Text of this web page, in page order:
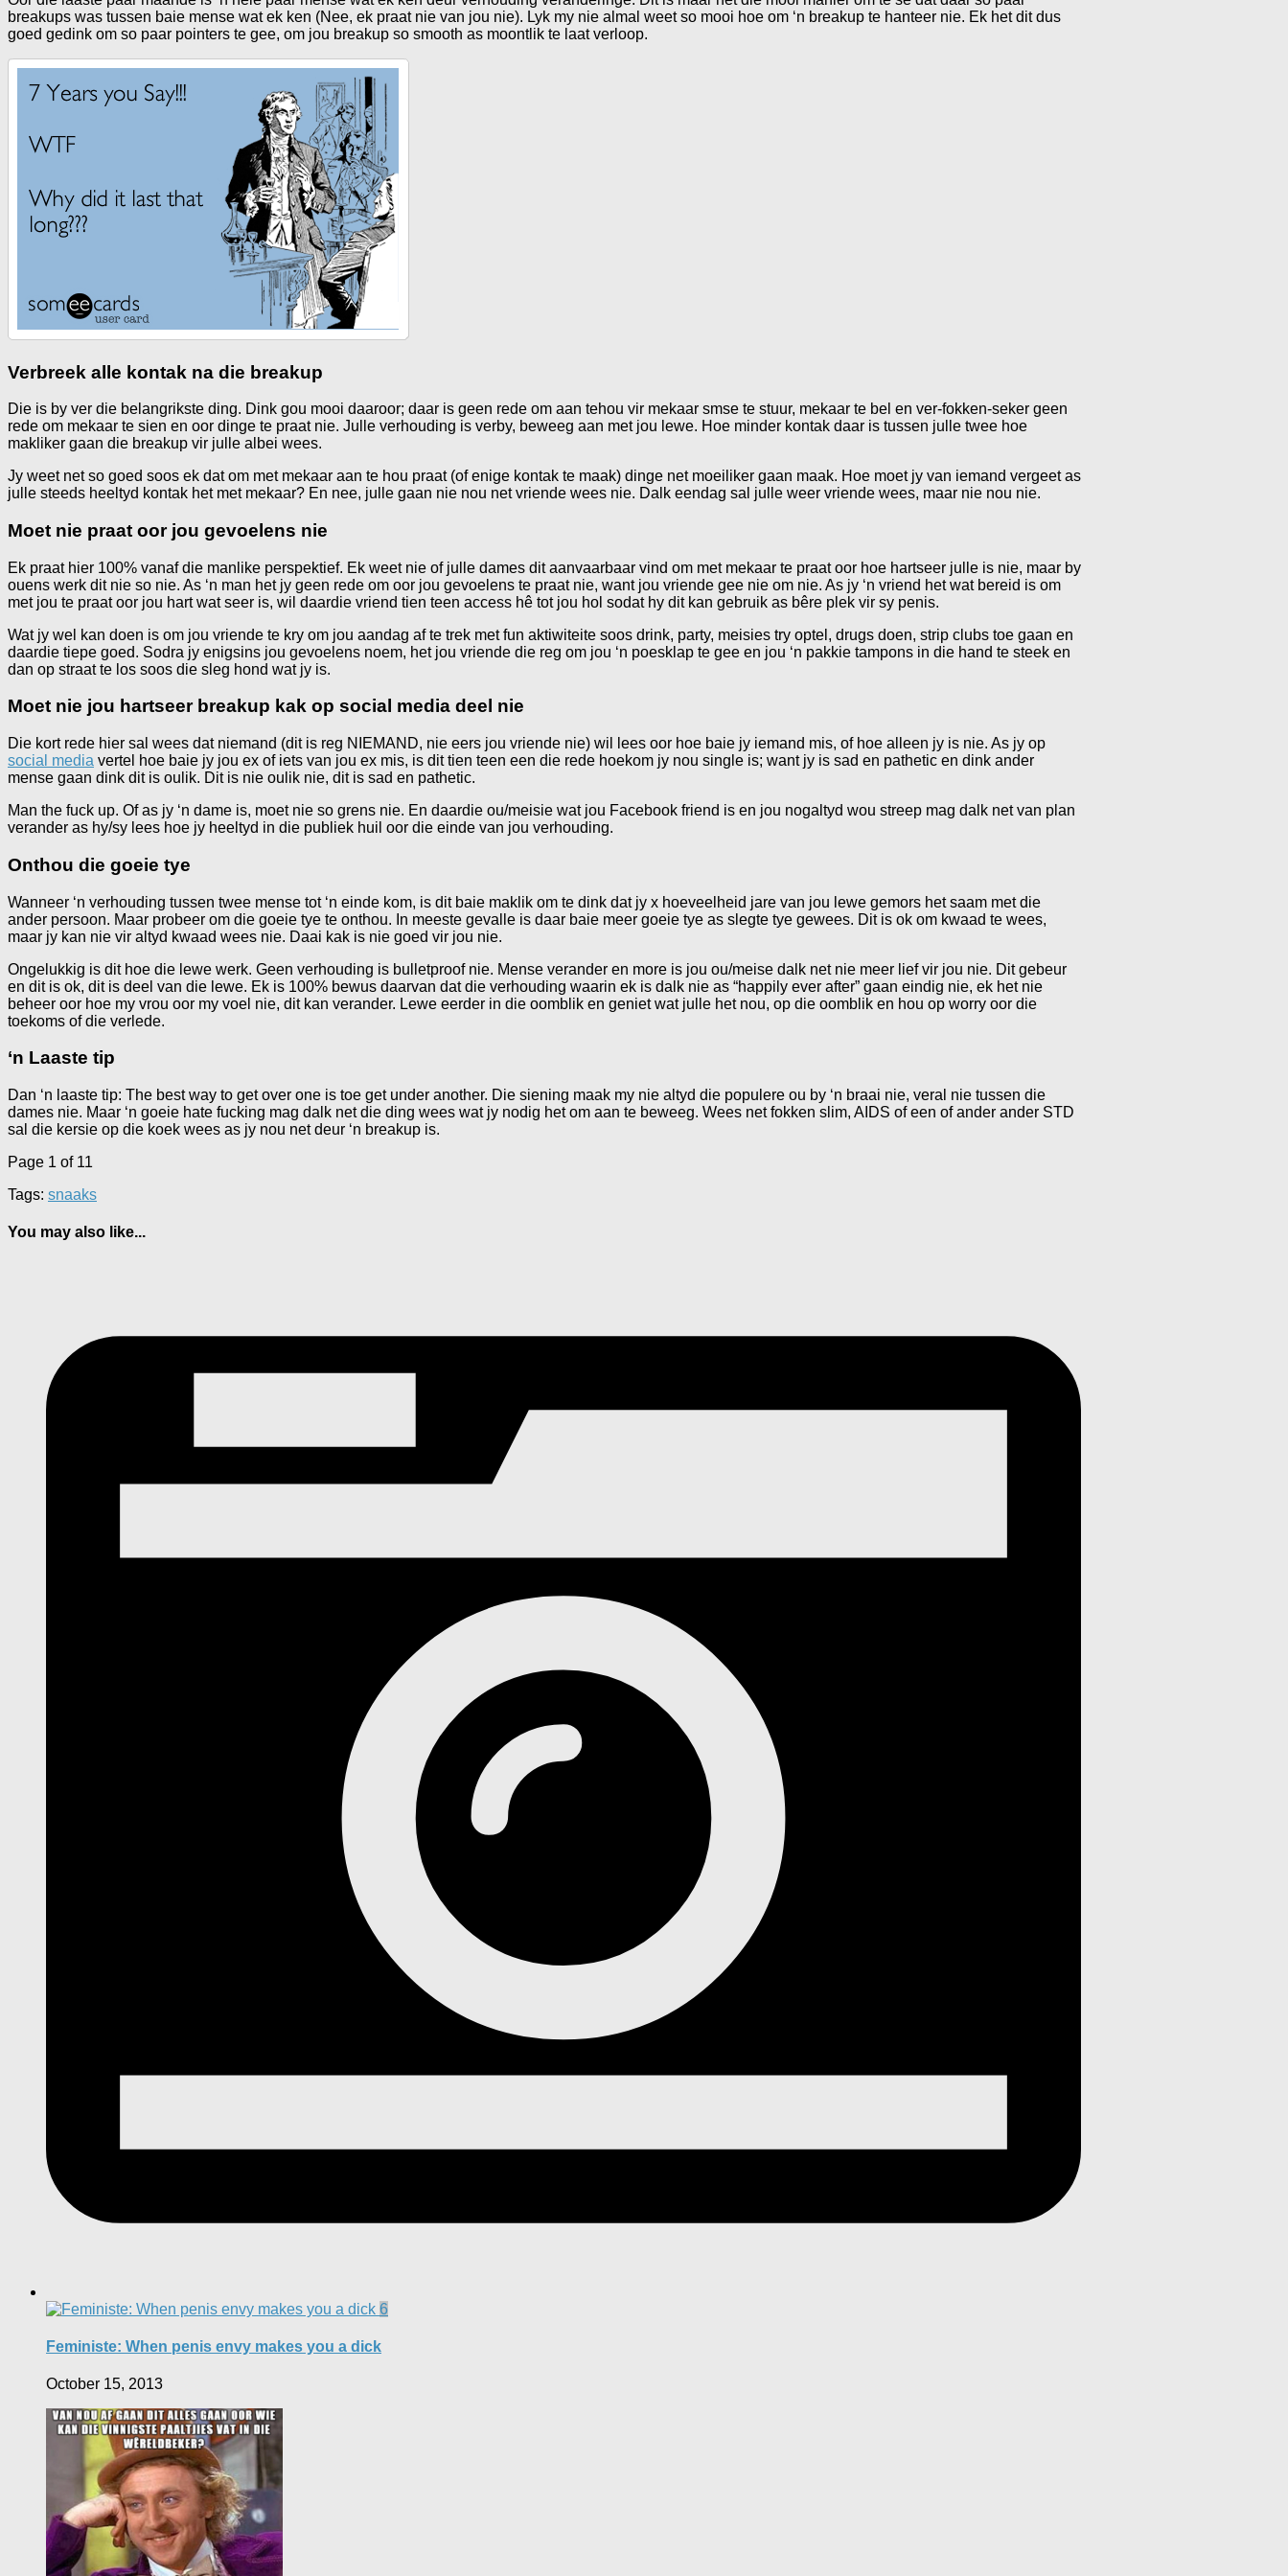
breakups was tussen baie mense wat ek ken (Nee, ek praat nie van jou nie). Lyk my nie almal weet so mooi hoe om ‘n breakup te hanteer nie. Ek het dit dus
goed gedink om so paar pointers te gee, om jou breakup so smooth as moontlik te laat verloop.
Verbreek alle kontak na die breakup
Die is by ver die belangrikste ding. Dink gou mooi daaroor; daar is geen rede om aan tehou vir mekaar smse te stuur, mekaar te bel en ver-fokken-seker geen
rede om mekaar te sien en oor dinge te praat nie. Julle verhouding is verby, beweeg aan met jou lewe. Hoe minder kontak daar is tussen julle twee hoe
makliker gaan die breakup vir julle albei wees.
Jy weet net so goed soos ek dat om met mekaar aan te hou praat (of enige kontak te maak) dinge net moeiliker gaan maak. Hoe moet jy van iemand vergeet as
julle steeds heeltyd kontak het met mekaar? En nee, julle gaan nie nou net vriende wees nie. Dalk eendag sal julle weer vriende wees, maar nie nou nie.
Moet nie praat oor jou gevoelens nie
Ek praat hier 100% vanaf die manlike perspektief. Ek weet nie of julle dames dit aanvaarbaar vind om met mekaar te praat oor hoe hartseer julle is nie, maar by
ouens werk dit nie so nie. As ‘n man het jy geen rede om oor jou gevoelens te praat nie, want jou vriende gee nie om nie. As jy ‘n vriend het wat bereid is om
met jou te praat oor jou hart wat seer is, wil daardie vriend tien teen access hê tot jou hol sodat hy dit kan gebruik as bêre plek vir sy penis.
Wat jy wel kan doen is om jou vriende te kry om jou aandag af te trek met fun aktiwiteite soos drink, party, meisies try optel, drugs doen, strip clubs toe gaan en
daardie tiepe goed. Sodra jy enigsins jou gevoelens noem, het jou vriende die reg om jou ‘n poesklap te gee en jou ‘n pakkie tampons in die hand te steek en
dan op straat te los soos die sleg hond wat jy is.
Moet nie jou hartseer breakup kak op social media deel nie
Die kort rede hier sal wees dat niemand (dit is reg NIEMAND, nie eers jou vriende nie) wil lees oor hoe baie jy iemand mis, of hoe alleen jy is nie. As jy op
social media vertel hoe baie jy jou ex of iets van jou ex mis, is dit tien teen een die rede hoekom jy nou single is; want jy is sad en pathetic en dink ander
mense gaan dink dit is oulik. Dit is nie oulik nie, dit is sad en pathetic.
Man the fuck up. Of as jy ‘n dame is, moet nie so grens nie. En daardie ou/meisie wat jou Facebook friend is en jou nogaltyd wou streep mag dalk net van plan
verander as hy/sy lees hoe jy heeltyd in die publiek huil oor die einde van jou verhouding.
Onthou die goeie tye
Wanneer ‘n verhouding tussen twee mense tot ‘n einde kom, is dit baie maklik om te dink dat jy x hoeveelheid jare van jou lewe gemors het saam met die
ander persoon. Maar probeer om die goeie tye te onthou. In meeste gevalle is daar baie meer goeie tye as slegte tye gewees. Dit is ok om kwaad te wees,
maar jy kan nie vir altyd kwaad wees nie. Daai kak is nie goed vir jou nie.
Ongelukkig is dit hoe die lewe werk. Geen verhouding is bulletproof nie. Mense verander en more is jou ou/meise dalk net nie meer lief vir jou nie. Dit gebeur
en dit is ok, dit is deel van die lewe. Ek is 100% bewus daarvan dat die verhouding waarin ek is dalk nie as “happily ever after” gaan eindig nie, ek het nie
beheer oor hoe my vrou oor my voel nie, dit kan verander. Lewe eerder in die oomblik en geniet wat julle het nou, op die oomblik en hou op worry oor die
toekoms of die verlede.
‘n Laaste tip
Dan ‘n laaste tip: The best way to get over one is toe get under another. Die siening maak my nie altyd die populere ou by ‘n braai nie, veral nie tussen die
dames nie. Maar ‘n goeie hate fucking mag dalk net die ding wees wat jy nodig het om aan te beweeg. Wees net fokken slim, AIDS of een of ander ander STD
sal die kersie op die koek wees as jy nou net deur ‘n breakup is.
Page 1 of 11
Tags: snaaks
You may also like...
6
Feministe: When penis envy makes you a dick
October 15, 2013